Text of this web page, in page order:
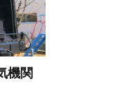
機関